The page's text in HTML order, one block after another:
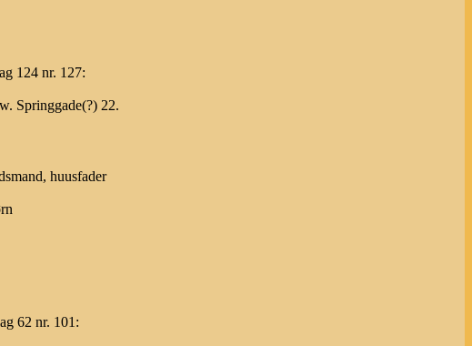
124 nr. 127:
Springgade(?) 22.
huusfader
62 nr. 101: